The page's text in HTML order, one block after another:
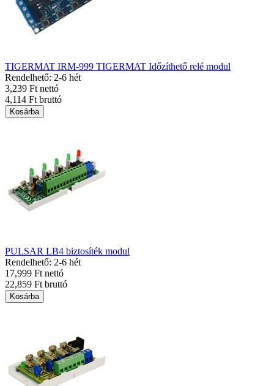
TIGERMAT IRM-999 TIGERMAT Időzíthető relé modul
Rendelhető: 2-6 hét
3,239 Ft nettó
4,114 Ft bruttó
Kosárba
PULSAR LB4 biztosíték modul
Rendelhető: 2-6 hét
17,999 Ft nettó
22,859 Ft bruttó
Kosárba